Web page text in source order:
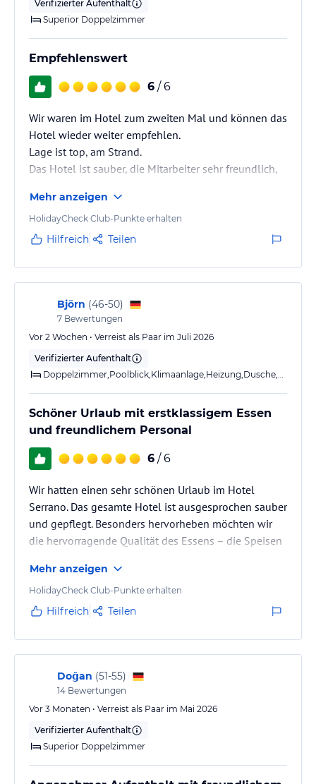
Verifizierter Aufenthalt
Superior Doppelzimmer
Empfehlenswert
6 / 6
Wir waren im Hotel zum zweiten Mal und können das
Hotel wieder weiter empfehlen.
Lage ist top, am Strand.
Das Hotel ist sauber, die Mitarbeiter sehr freundlich,
Mehr anzeigen
HolidayCheck Club-Punkte erhalten
Hilfreich Teilen
Björn (46-50)
7 Bewertungen
Vor 2 Wochen • Verreist als Paar im Juli 2026
Verifizierter Aufenthalt
Schöner Urlaub mit erstklassigem Essen
und freundlichem Personal
6 / 6
Wir hatten einen sehr schönen Urlaub im Hotel
Serrano. Das gesamte Hotel ist ausgesprochen sauber
und gepflegt. Besonders hervorheben möchten wir
die hervorragende Qualität des Essens – die Speisen
wirklich top.
Das Management ist sehr präsent, aufmerksam und
durchgehend freundlich, hilfsbereit und engagiert.
Vielen Dank an das gesamte Team für den tollen
Aufenthalt!
Das Publikum während der Sommerferien war…
Mehr anzeigen
HolidayCheck Club-Punkte erhalten
Hilfreich Teilen
Doğan (51-55)
14 Bewertungen
Vor 3 Monaten • Verreist als Paar im Mai 2026
Verifizierter Aufenthalt
Superior Doppelzimmer